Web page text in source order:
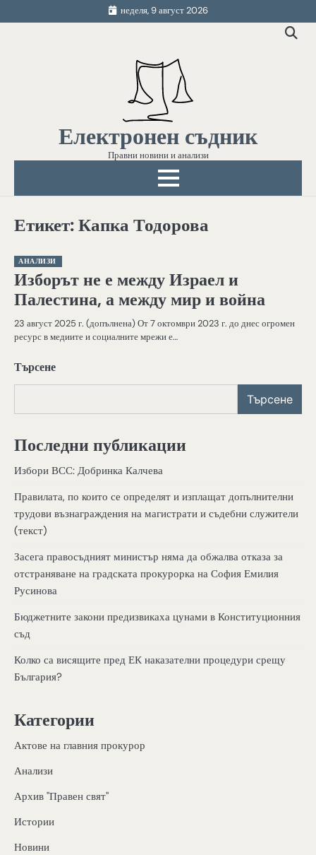
to
неделя, 9 август 2026
Електронен съдник
Правни новини и анализи
Етикет:Капка Тодорова
АНАЛИЗИ
Изборът не е между Израел и
Палестина, а между мир и война
23 август 2025 г. (допълнена) От 7 октомври 2023 г. до днес огромен
ресурс в медиите и социалните мрежи е…
Търсене
Търсене
Последни публикации
Избори ВСС: Добринка Калчева
Правилата, по които се определят и изплащат допълнителни
трудови възнаграждения на магистрати и съдебни служители
(текст)
Засега правосъдният министър няма да обжалва отказа за
отстраняване на градската прокурорка на София Емилия
Русинова
Бюджетните закони предизвикаха цунами в Конституционния
съд
Колко са висящите пред ЕК наказателни процедури срещу
България?
Категории
Актове на главния прокурор
Анализи
Архив "Правен свят"
Истории
Новини